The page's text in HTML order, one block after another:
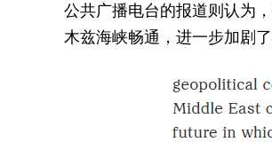
公共广播电台的报道则认为
木兹海峡畅通，进一步加剧了